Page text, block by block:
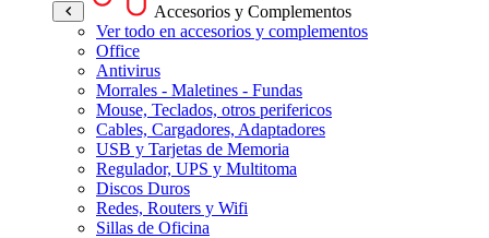
Accesorios y Complementos
Ver todo en accesorios y complementos
Office
Antivirus
Morrales - Maletines - Fundas
Mouse, Teclados, otros perifericos
Cables, Cargadores, Adaptadores
USB y Tarjetas de Memoria
Regulador, UPS y Multitoma
Discos Duros
Redes, Routers y Wifi
Sillas de Oficina